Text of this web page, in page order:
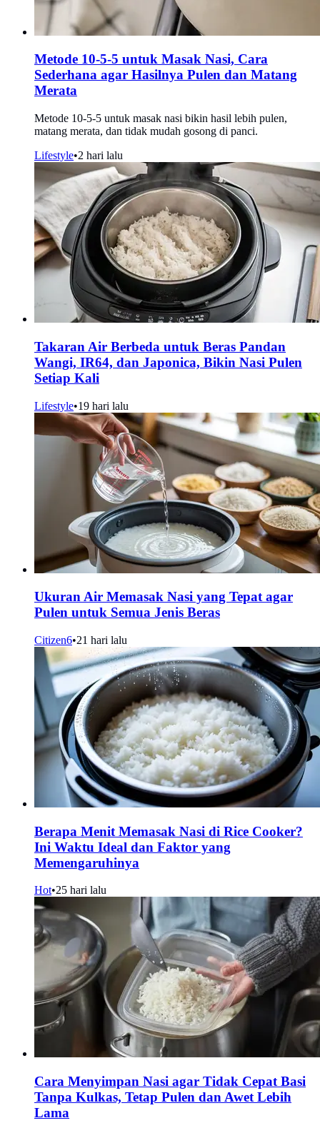
Metode 10-5-5 untuk Masak Nasi, Cara
Sederhana agar Hasilnya Pulen dan Matang
Merata
Metode 10-5-5 untuk masak nasi bikin hasil lebih pulen,
matang merata, dan tidak mudah gosong di panci.
Lifestyle•2 hari lalu
Takaran Air Berbeda untuk Beras Pandan
Wangi, IR64, dan Japonica, Bikin Nasi Pulen
Setiap Kali
Lifestyle•19 hari lalu
Ukuran Air Memasak Nasi yang Tepat agar
Pulen untuk Semua Jenis Beras
Citizen6•21 hari lalu
Berapa Menit Memasak Nasi di Rice Cooker?
Ini Waktu Ideal dan Faktor yang
Memengaruhinya
Hot•25 hari lalu
Cara Menyimpan Nasi agar Tidak Cepat Basi
Tanpa Kulkas, Tetap Pulen dan Awet Lebih
Lama